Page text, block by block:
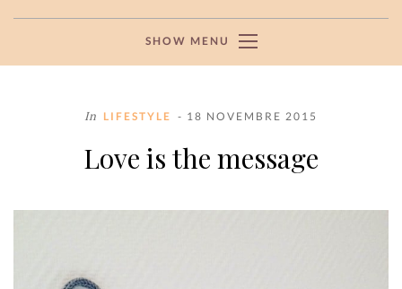
SHOW MENU
In LIFESTYLE - 18 NOVEMBRE 2015
Love is the message